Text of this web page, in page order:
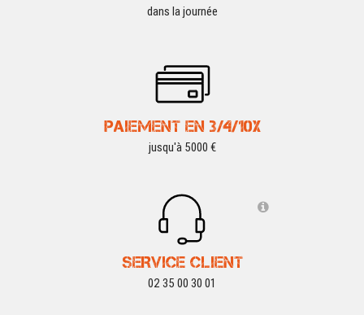
dans la journée
PAIEMENT EN 3/4/10X
jusqu'à 5000 €
SERVICE CLIENT
02 35 00 30 01